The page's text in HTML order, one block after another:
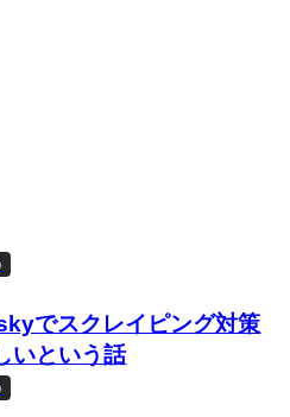
でスクレイピング対策
いという話